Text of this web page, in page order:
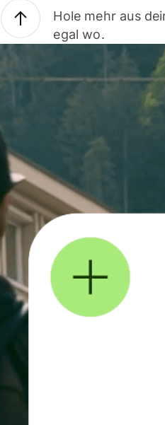
Hole mehr aus
egal wo.